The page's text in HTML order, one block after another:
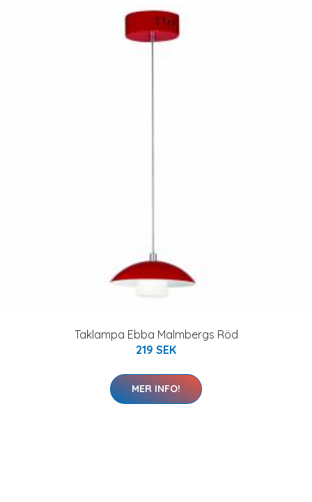
Taklampa Ebba Malmbergs Röd
219 SEK
MER INFO!